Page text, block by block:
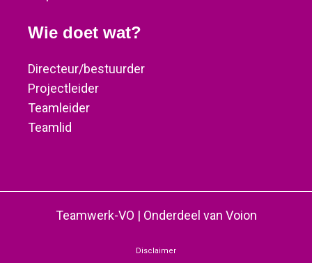
Wie doet wat?
Directeur/bestuurder
Projectleider
Teamleider
Teamlid
Teamwerk-VO | Onderdeel van Voion
Disclaimer